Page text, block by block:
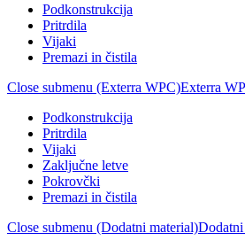
Podkonstrukcija
Pritrdila
Vijaki
Premazi in čistila
Close submenu (Exterra WPC)Exterra
Podkonstrukcija
Pritrdila
Vijaki
Zaključne letve
Pokrovčki
Premazi in čistila
Close submenu (Dodatni material)Dodatni